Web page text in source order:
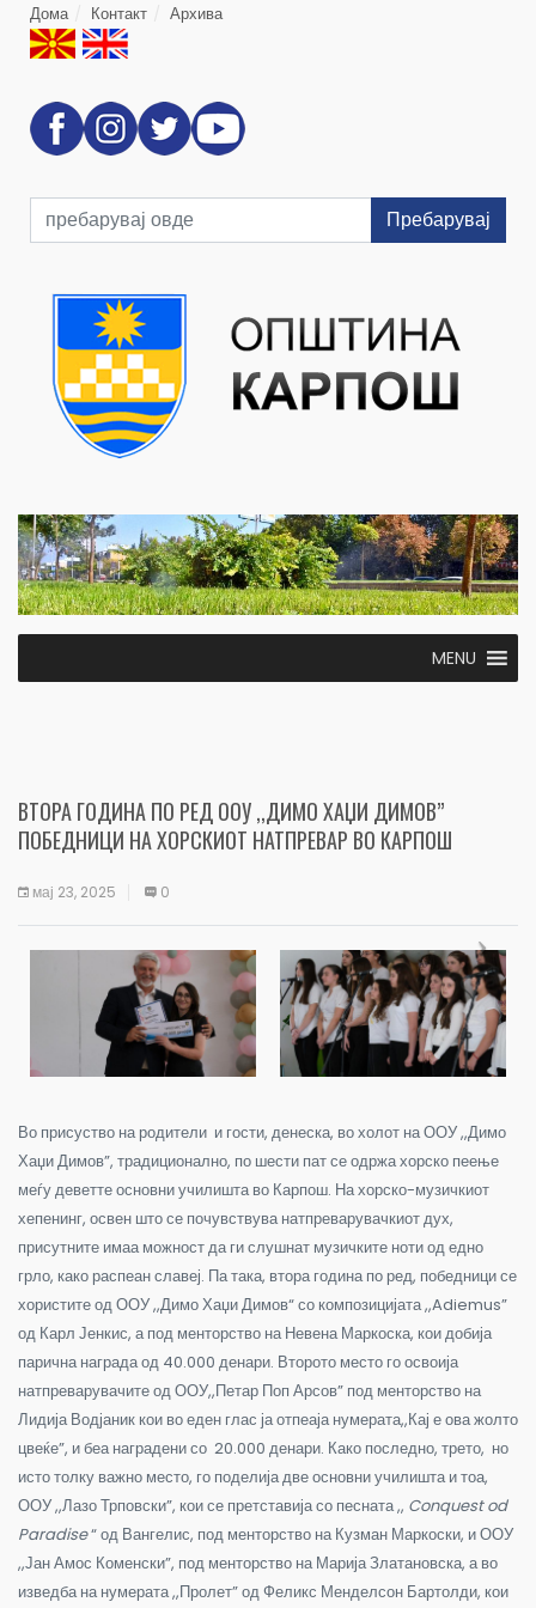
Дома Контакт Архива
Пребарувај
MENU
ВТОРА ГОДИНА ПО РЕД ООУ ,,ДИМО ХАЏИ ДИМОВ”
ПОБЕДНИЦИ НА ХОРСКИОТ НАТПРЕВАР ВО КАРПОШ
мај 23, 2025 0
Во присуство на родители и гости, денеска, во холот на ООУ ,,Димо
Хаџи Димов”, традиционално, по шести пат се одржа хорско пеење
меѓу деветте основни училишта во Карпош. На хорско-музичкиот
хепенинг, освен што се почувствува натпреварувачкиот дух,
присутните имаа можност да ги слушнат музичките ноти од едно
грло, како распеан славеј. Па така, втора година по ред, победници се
хористите од ООУ ,,Димо Хаџи Димов“ со композицијата ,,Adiemus”
од Карл Јенкис, а под менторство на Невена Маркоска, кои добија
парична награда од 40.000 денари. Второто место го освоија
натпреварувачите од ООУ,,Петар Поп Арсов” под менторство на
Лидија Водјаник кои во еден глас ја отпеаја нумерата,,Кај е ова жолто
цвеќе”, и беа наградени со 20.000 денари. Како последно, трето, но
исто толку важно место, го поделија две основни училишта и тоа,
ООУ ,,Лазо Трповски”, кои се претставија со песната ,, Conquest od
Paradise“ од Вангелис, под менторство на Кузман Маркоски, и ООУ
,,Јан Амос Коменски”, под менторство на Марија Златановска, а во
изведба на нумерата ,,Пролет” од Феликс Менделсон Бартолди, кои